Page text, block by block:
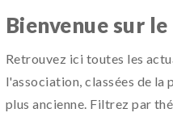
Bienvenue sur
Retrouvez ici toutes les
l'association, classées de la
plus ancienne. Filtrez par